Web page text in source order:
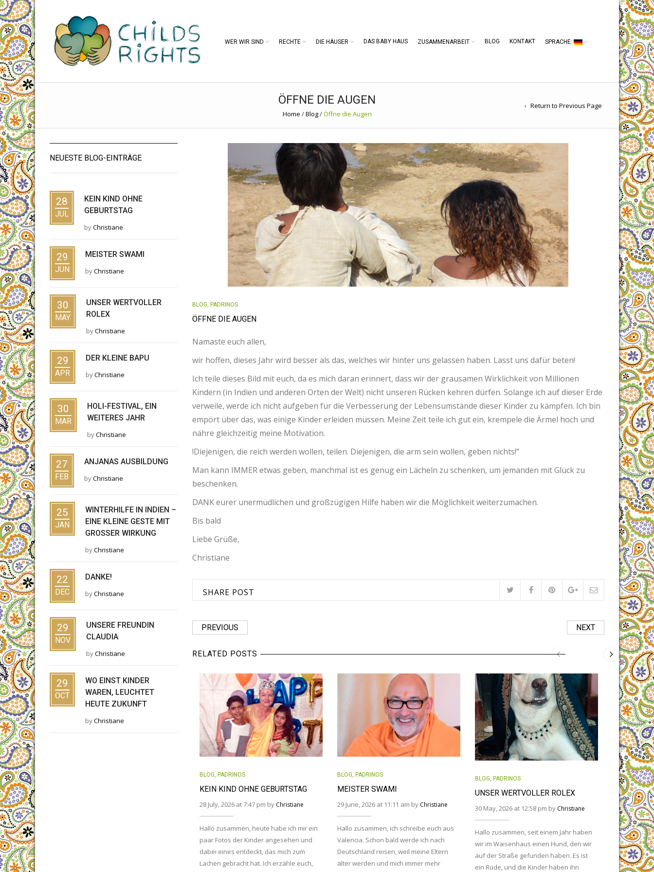
WER WIR SIND RECHTE DIE HÄUSER DAS BABY HAUS ZUSAMMENARBEIT BLOG KONTAKT SPRACHE:
ÖFFNE DIE AUGEN
Home /Blog/Öffne die Augen
Return to Previous Page
BLOG, PADRINOS
ÖFFNE DIE AUGEN
Namaste euch allen,
wir hoffen, dieses Jahr wird besser als das, welches wir hinter uns gelassen haben. Lasst uns dafür beten!
Ich teile dieses Bild mit euch, da es mich daran erinnert, dass wir der grausamen Wirklichkeit von Millionen
Kindern (in Indien und anderen Orten der Welt) nicht unseren Rücken kehren dürfen. Solange ich auf dieser Erde
verweile, werde ich nicht aufgeben für die Verbesserung der Lebensumstände dieser Kinder zu kämpfen. Ich bin
empört über das, was einige Kinder erleiden müssen. Meine Zeit teile ich gut ein, krempele die Ärmel hoch und
nähre gleichzeitig meine Motivation.
!Diejenigen, die reich werden wollen, teilen. Diejenigen, die arm sein wollen, geben nichts!”
Man kann IMMER etwas geben, manchmal ist es genug ein Lächeln zu schenken, um jemanden mit Glück zu
beschenken.
DANK eurer unermüdlichen und großzügigen Hilfe haben wir die Möglichkeit weiterzumachen.
Bis bald
Liebe Grüße,
Christiane
SHARE POST
PREVIOUS NEXT
RELATED POSTS
BLOG PADRINOS
KEIN KIND OHNE GEBURTSTAG
28 July, 2026 at 7:47 pm by Christiane
Hallo zusammen, heute habe ich mir ein
paar Fotos der Kinder angesehen und
dabei eines entdeckt, das mich zum
Lachen gebracht hat. Ich erzähle euch,
BLOG PADRINOS
MEISTER SWAMI
29 June, 2026 at 11:11 am by Christiane
Hallo zusammen, ich schreibe euch aus
Valencia. Schon bald werde ich nach
Deutschland reisen, weil meine Eltern
älter werden und mich immer mehr
BLOG, PADRINOS
UNSER WERTVOLLER ROLEX
30 May, 2026 at 12:58 pm by Christiane
Hallo zusammen, seit einem Jahr haben
wir im Waisenhaus einen Hund, den wir
auf der Straße gefunden haben. Es ist
ein Rüde, und die Kinder haben ihn
BLOG,
DER
29 April,
Hallo
Indien. Uns
uns ziemlich
NEUESTE BLOG-EINTRÄGE
28
JUL
KEIN KIND OHNE
GEBURTSTAG
byChristiane
29
JUN
MEISTER SWAMI
byChristiane
30
MAY
UNSER WERTVOLLER
ROLEX
byChristiane
29
APR
DER KLEINE BAPU
byChristiane
30
MAR
HOLI-FESTIVAL, EIN
WEITERES JAHR
byChristiane
27
FEB
ANJANAS AUSBILDUNG
byChristiane
25
JAN
WINTERHILFE IN INDIEN –
EINE KLEINE GESTE MIT
GROSSER WIRKUNG
byChristiane
22
DEC
DANKE!
byChristiane
29
NOV
UNSERE FREUNDIN
CLAUDIA
byChristiane
29
OCT
WO EINST KINDER
WAREN, LEUCHTET
HEUTE ZUKUNFT
byChristiane